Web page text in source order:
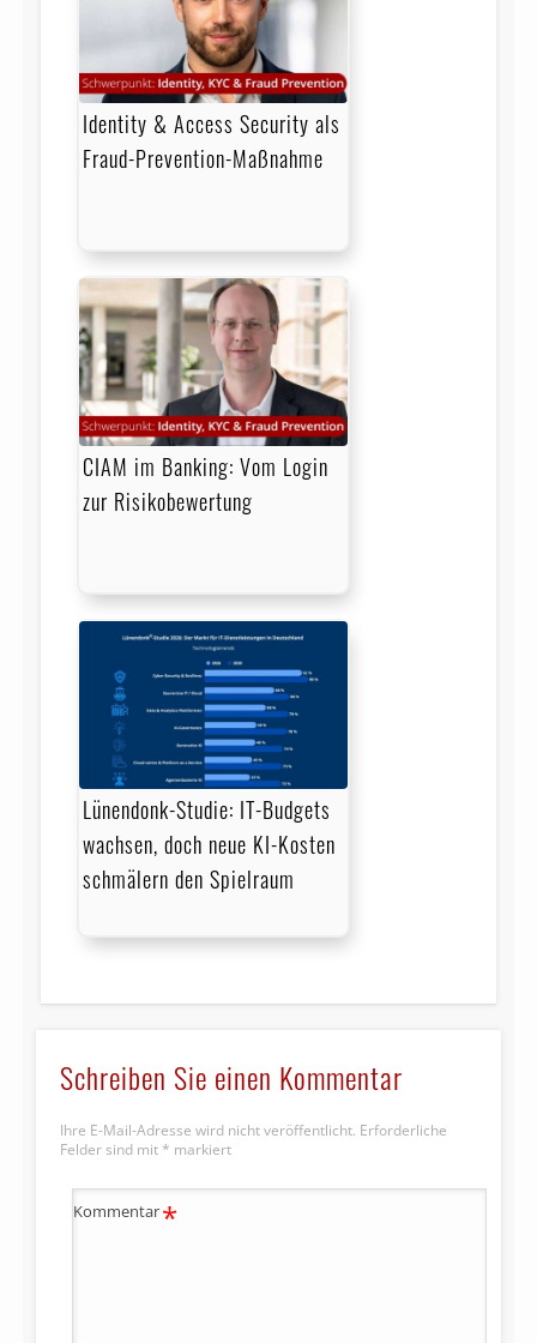
Identity & Access Security als
Fraud-Prevention-Maßnahme
CIAM im Banking: Vom Login
zur Risikobewertung
Lünendonk-Studie: IT-Budgets
wachsen, doch neue KI-Kosten
schmälern den Spielraum
Schreiben Sie einen Kommentar
Ihre E-Mail-Adresse wird nicht veröffentlicht. Erforderliche
Felder sind mit * markiert
Kommentar*